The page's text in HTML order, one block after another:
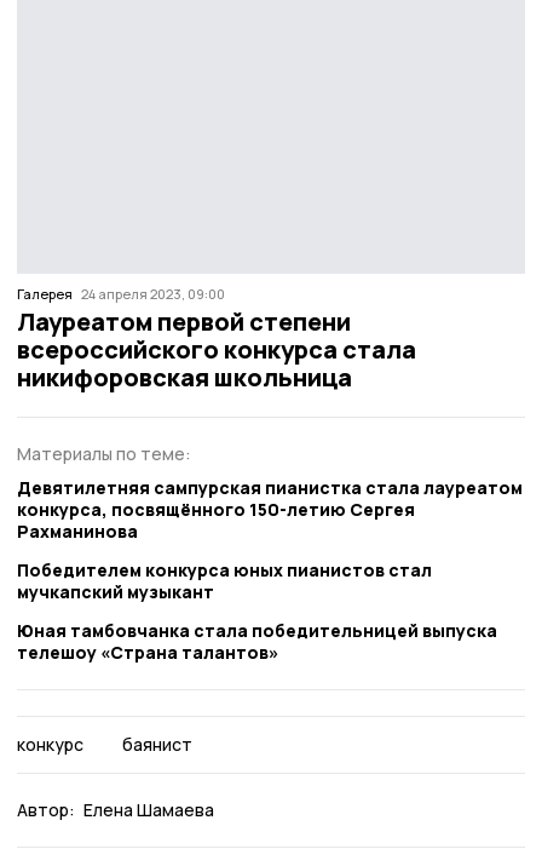
Галерея 24 апреля 2023, 09:00
Лауреатом первой степени
всероссийского конкурса стала
никифоровская школьница
Материалы по теме:
Девятилетняя сампурская пианистка стала лауреатом
конкурса, посвящённого 150-летию Сергея
Рахманинова
Победителем конкурса юных пианистов стал
мучкапский музыкант
Юная тамбовчанка стала победительницей выпуска
телешоу «Страна талантов»
конкурс баянист
Автор: Елена Шамаева